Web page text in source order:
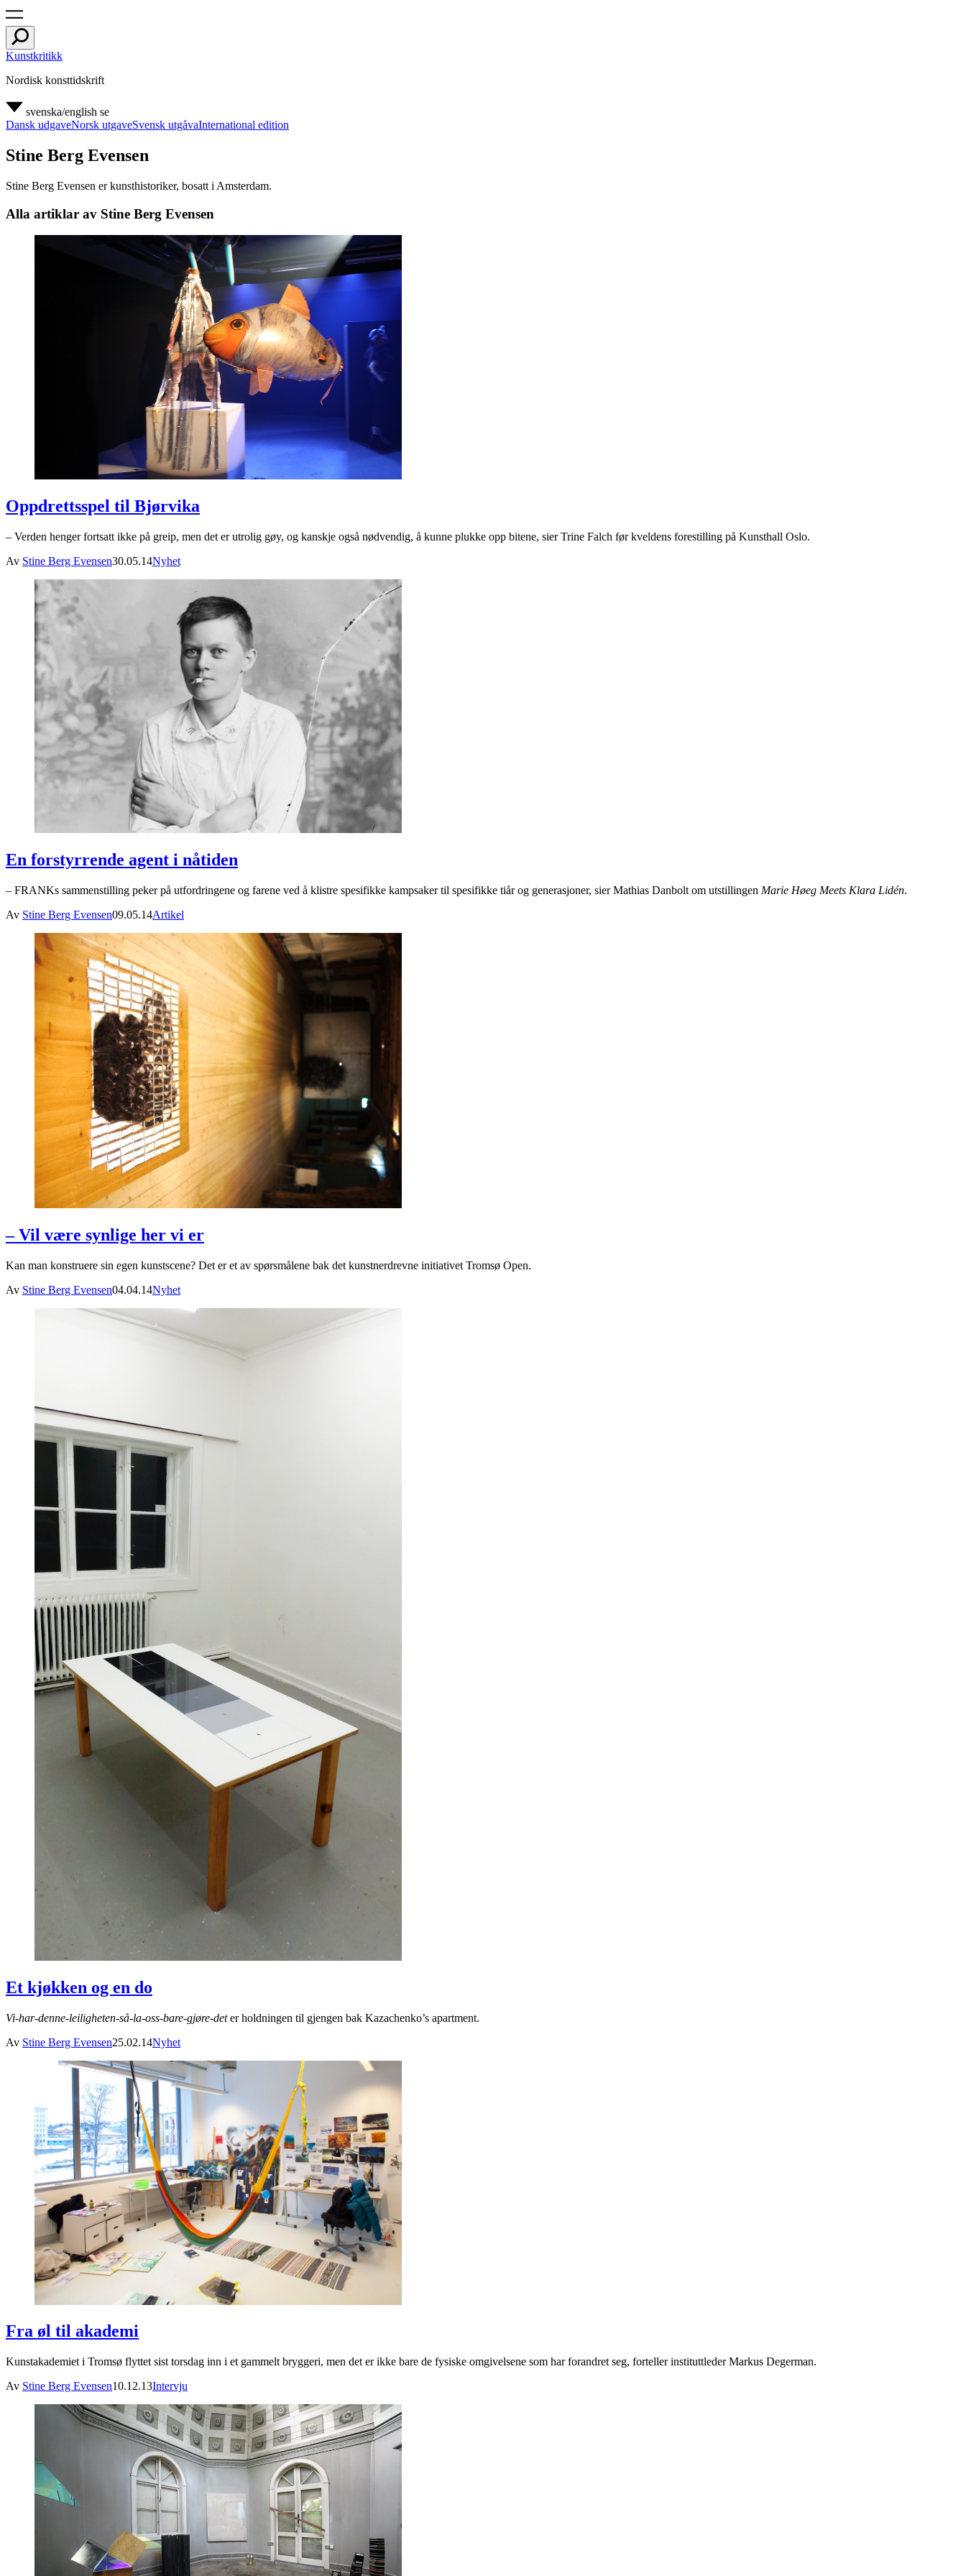
Kunstkritikk
Nordisk konsttidskrift
svenska/english se
Dansk udgaveNorsk utgaveSvensk utgåvaInternational edition
Stine Berg Evensen
Stine Berg Evensen er kunsthistoriker, bosatt i Amsterdam.
Alla artiklar av Stine Berg Evensen
Oppdrettsspel til Bjørvika
– Verden henger fortsatt ikke på greip, men det er utrolig gøy, og kanskje også nødvendig, å kunne plukke opp bitene, sier Trine Falch før kveldens forestilling på Kunsthall Oslo.
Av Stine Berg Evensen30.05.14Nyhet
En forstyrrende agent i nåtiden
– FRANKs sammenstilling peker på utfordringene og farene ved å klistre spesifikke kampsaker til spesifikke tiår og generasjoner, sier Mathias Danbolt om utstillingen Marie Høeg Meets Klara Lidén.
Av Stine Berg Evensen09.05.14Artikel
– Vil være synlige her vi er
Kan man konstruere sin egen kunstscene? Det er et av spørsmålene bak det kunstnerdrevne initiativet Tromsø Open.
Av Stine Berg Evensen04.04.14Nyhet
Et kjøkken og en do
Vi-har-denne-leiligheten-så-la-oss-bare-gjøre-deter holdningen til gjengen bak Kazachenko’s apartment.
Av Stine Berg Evensen25.02.14Nyhet
Fra øl til akademi
Kunstakademiet i Tromsø flyttet sist torsdag inn i et gammelt bryggeri, men det er ikke bare de fysiske omgivelsene som har forandret seg, forteller instituttleder Markus Degerman.
Av Stine Berg Evensen10.12.13Intervju